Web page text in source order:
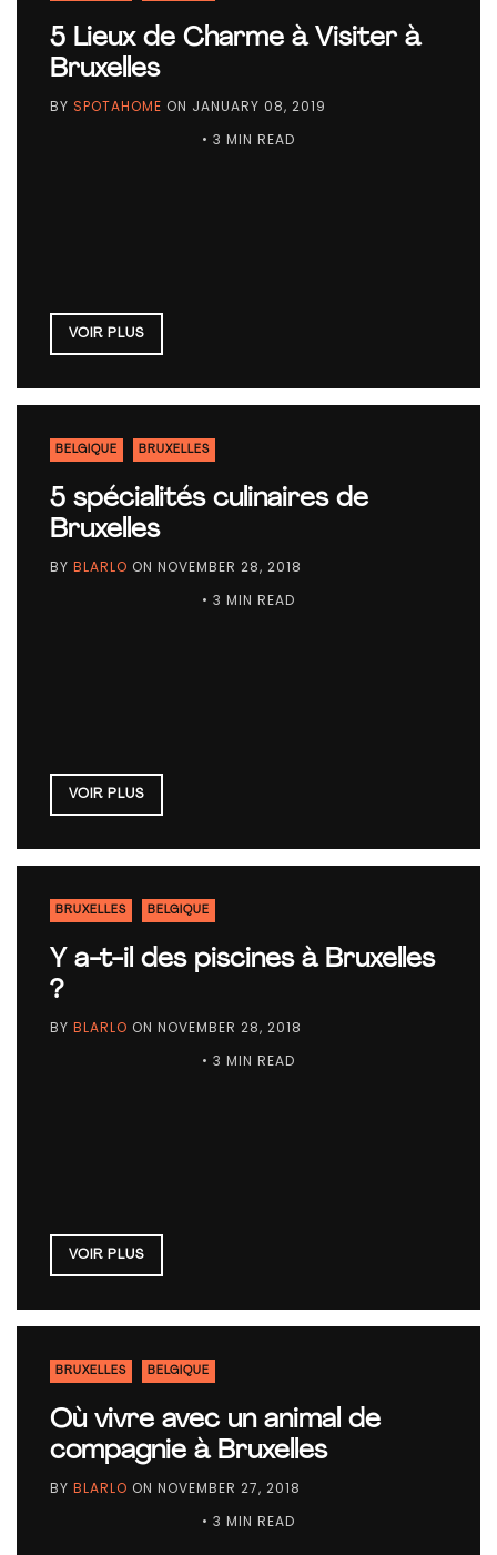
5 Lieux de Charme à Visiter à
Bruxelles
BY SPOTAHOME ON JANUARY 08, 2019
• 3 MIN READ
VOIR PLUS
BELGIQUE BRUXELLES
5 spécialités culinaires de
Bruxelles
BY BLARLO ON NOVEMBER 28, 2018
• 3 MIN READ
VOIR PLUS
BRUXELLES BELGIQUE
Y a-t-il des piscines à Bruxelles
?
BY BLARLO ON NOVEMBER 28, 2018
• 3 MIN READ
VOIR PLUS
BRUXELLES BELGIQUE
Où vivre avec un animal de
compagnie à Bruxelles
BY BLARLO ON NOVEMBER 27, 2018
• 3 MIN READ